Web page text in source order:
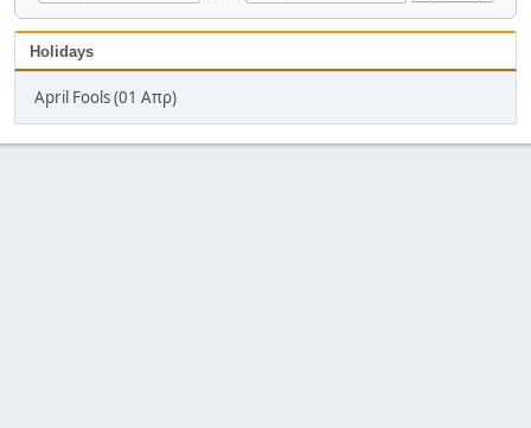
Holidays
April Fools (01 Απρ)